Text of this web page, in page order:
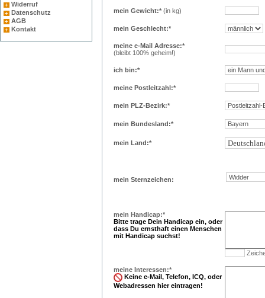
Widerruf
Datenschutz
AGB
Kontakt
mein Gewicht:*(in kg)
mein Geschlecht:*
meine e-Mail Adresse:*
(bleibt 100% geheim!)
ich bin:*
meine Postleitzahl:*
mein PLZ-Bezirk:*
mein Bundesland:*
mein Land:*
mein Sternzeichen:
mein Handicap:*
Bitte trage Dein Handicap ein, oder
dass Du ernsthaft einen Menschen
mit Handicap suchst!
meine Interessen:*
Keine e-Mail, Telefon, ICQ, oder
Webadressen hier eintragen!